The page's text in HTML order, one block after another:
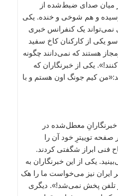
میان صدای ضبط‌شده از
رسیده و هم شوخی و خنده. یکی
یک کنفرانس خبری
سو یکی از کارکنان کاخ سفید
هستند که نمی‌دانند چگونه
یکی از خبرنگاران که
کیم جونگ اون هستم و با
خبرنگارانِ معطل‌شده در
توییترِ خود آن را
فنی ابراز شگفتی کردند.
یکی از این خبرنگاران به
ایران نیز می‌خواست ما را هک
تلفن پخش نمی‌شد!». دیگری